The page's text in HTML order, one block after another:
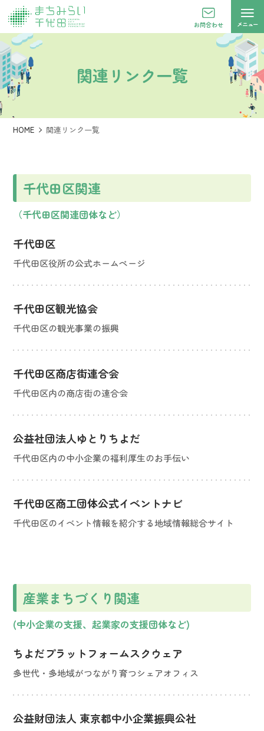
お問合わせ メニュー
関連リンク一覧
HOME 関連リンク一覧
千代田区関連
（千代田区関連団体など）
千代田区
千代田区役所の公式ホームページ
千代田区観光協会
千代田区の観光事業の振興
千代田区商店街連合会
千代田区内の商店街の連合会
公益社団法人ゆとりちよだ
千代田区内の中小企業の福利厚生のお手伝い
千代田区商工団体公式イベントナビ
千代田区のイベント情報を紹介する地域情報総合サイト
産業まちづくり関連
(中小企業の支援、起業家の支援団体など)
ちよだプラットフォームスクウェア
多世代・多地域がつながり育つシェアオフィス
公益財団法人 東京都中小企業振興公社